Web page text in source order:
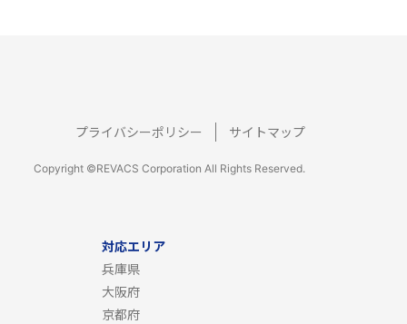
プライバシーポリシー サイトマップ
Copyright ©REVACS Corporation All Rights Reserved.
対応エリア
兵庫県
大阪府
京都府